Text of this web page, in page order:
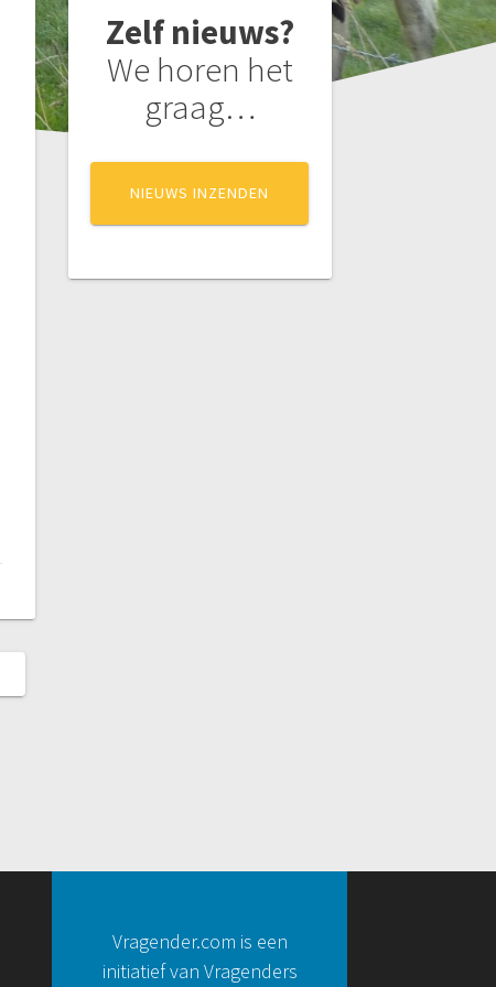
Zelf nieuws?
We horen het
graag…
NIEUWS INZENDEN
Vragender.com is een
initiatief van Vragenders